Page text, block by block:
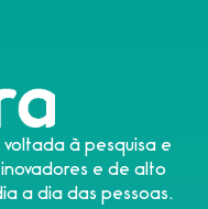
à pesquisa e
e de alto
a dia das pessoas.